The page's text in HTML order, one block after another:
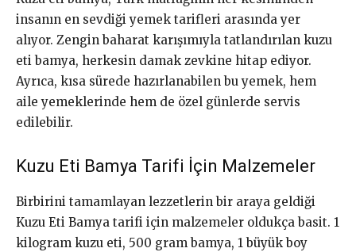
insanın en sevdiği yemek tarifleri arasında yer
alıyor. Zengin baharat karışımıyla tatlandırılan kuzu
eti bamya, herkesin damak zevkine hitap ediyor.
Ayrıca, kısa sürede hazırlanabilen bu yemek, hem
aile yemeklerinde hem de özel günlerde servis
edilebilir.
Kuzu Eti Bamya Tarifi İçin Malzemeler
Birbirini tamamlayan lezzetlerin bir araya geldiği
Kuzu Eti Bamya tarifi için malzemeler oldukça basit. 1
kilogram kuzu eti, 500 gram bamya, 1 büyük boy